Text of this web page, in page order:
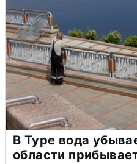
В Туре вода
области